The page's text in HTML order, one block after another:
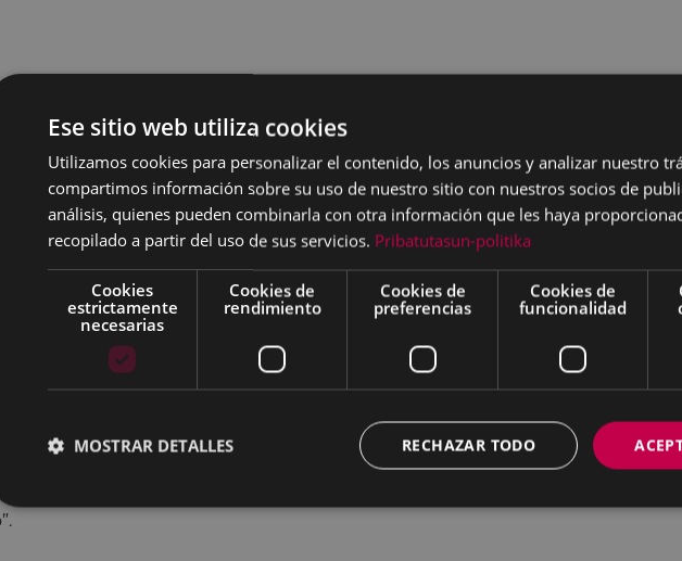
miró con asombro todo lo que la vida le ofreció
Eibar, las ciudades de España y
viajes. Quedó asombrado por los insectos, las
el ayuntamiento, Alfa, Campsa, el
las lenguas… Nada le fue ajeno”. Es una
extrae el autor del
Pedro Berriochoa, doctor en Historia e
El libro, editado porKUTXA
trayectoria de Echevarría a lo largo de más de
fotos históricas de los momentos que
tanto en su localidad como en otros
un eibarrés único, es la metonimia de un
en su humildad, de eibarreses
y no socialistas, que son parte de aquel
no pudo ser del todo, por la Guerrra Civil, el
Ese sitio web utiliza cookies
Utilizamos cookies para personalizar el contenido, los anuncios y analizar nuestro
compartimos información sobre su uso de nuestro sitio con nuestros socios de
análisis, quienes pueden combinarla con otra información que les haya
recopilado a partir del uso de sus servicios. Pribatutasun-politika
Cookies
estrictamente
necesarias
Cookies de
rendimiento
Cookies de
preferencias
Cookies de
funcionalidad
RECHAZAR TODO
MOSTRAR DETALLES